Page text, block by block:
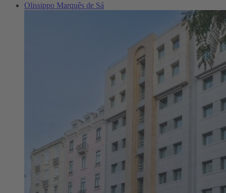
Olissippo Marquês de Sá